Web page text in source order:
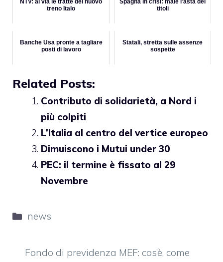
NTV: al via le tratte del nuovo
treno Italo
Spagna in crisi: male l'asta dei
titoli
Banche Usa pronte a tagliare
posti di lavoro
Statali, stretta sulle assenze
sospette
Related Posts:
Contributo di solidarietà, a Nord i
più colpiti
L’Italia al centro del vertice europeo
Dimuiscono i Mutui under 30
PEC: il termine è fissato al 29
Novembre
Categorie
news
Fondo di previdenza MEF: cos’è, come